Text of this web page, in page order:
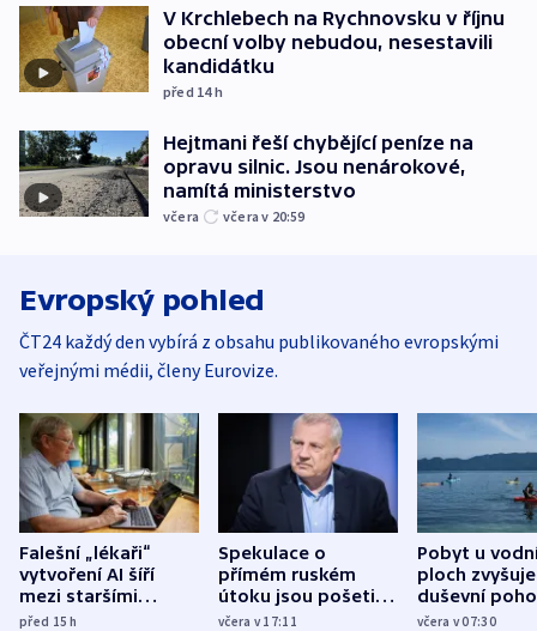
V Krchlebech na Rychnovsku v říjnu
obecní volby nebudou, nesestavili
kandidátku
před 14h
Hejtmani řeší chybějící peníze na
opravu silnic. Jsou nenárokové,
namítá ministerstvo
včera včera v 20:59
Evropský pohled
ČT24 každý den vybírá z obsahu publikovaného evropskými
veřejnými médii, členy Eurovize.
Falešní „lékaři“
vytvoření AI šíří
mezi staršími
Poláky nebezpečné
před 15h
Spekulace o
přímém ruském
útoku jsou pošetilé,
míní estonský
včera v 17:11
Pobyt u
ploch zvyšuje
duševní
ukázala
včera v 07:30